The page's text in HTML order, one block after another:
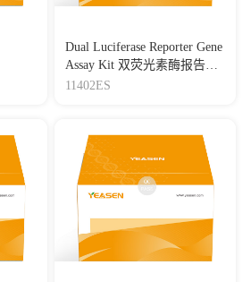
Dual Luciferase Reporter Gene
Assay Kit 双荧光素酶报告基
因检测试剂盒
11402ES